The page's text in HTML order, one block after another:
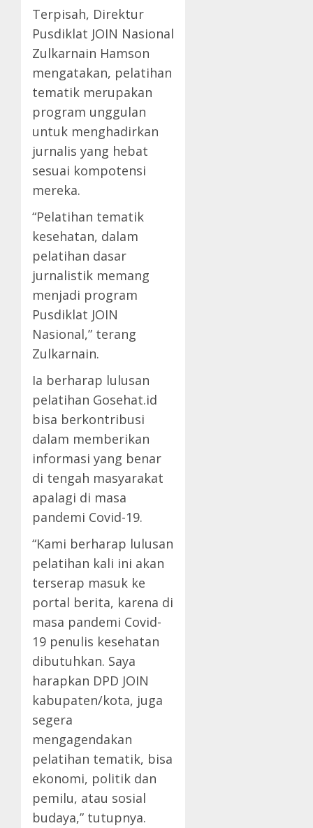
Terpisah, Direktur
Pusdiklat JOIN Nasional
Zulkarnain Hamson
mengatakan, pelatihan
tematik merupakan
program unggulan
untuk menghadirkan
jurnalis yang hebat
sesuai kompotensi
mereka.
“Pelatihan tematik
kesehatan, dalam
pelatihan dasar
jurnalistik memang
menjadi program
Pusdiklat JOIN
Nasional,” terang
Zulkarnain.
Ia berharap lulusan
pelatihan Gosehat.id
bisa berkontribusi
dalam memberikan
informasi yang benar
di tengah masyarakat
apalagi di masa
pandemi Covid-19.
“Kami berharap lulusan
pelatihan kali ini akan
terserap masuk ke
portal berita, karena di
masa pandemi Covid-
19 penulis kesehatan
dibutuhkan. Saya
harapkan DPD JOIN
kabupaten/kota, juga
segera
mengagendakan
pelatihan tematik, bisa
ekonomi, politik dan
pemilu, atau sosial
budaya,” tutupnya.